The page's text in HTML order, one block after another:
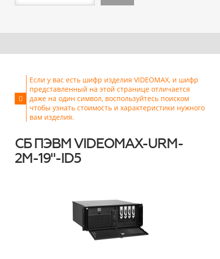
Если у вас есть шифр изделия VIDEOMAX, и шифр
представленный на этой странице отличается
даже на один символ, воспользуйтесь поиском
чтобы узнать стоимость и характеристики нужного
вам изделия.
СБ ПЭВМ VIDEOMAX-URM-
2M-19"-ID5